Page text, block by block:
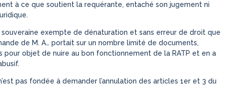
à ce que soutient la requérante, entaché son jugement ni
souveraine exempte de dénaturation et sans erreur de droit que
de M. A… portait sur un nombre limité de documents,
pour objet de nuire au bon fonctionnement de la RATP et en a
pas fondée à demander l’annulation des articles 1er et 3 du